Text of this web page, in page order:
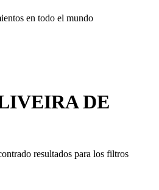
en todo el mundo
DE
resultados para los filtros